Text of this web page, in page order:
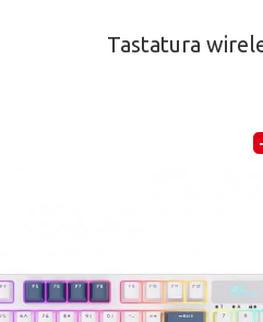
Tastatura